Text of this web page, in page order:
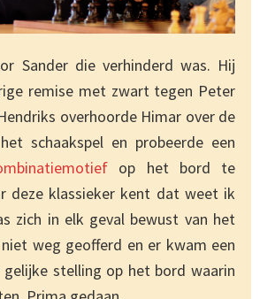
Sander die verhinderd was. Hij
remise met zwart tegen Peter
overhoorde Himar over de
schaakspel en probeerde een
op het bord te
deze klassieker kent dat weet ik
zich in elk geval bewust van het
weg geofferd en er kwam een
gelijke stelling op het bord waarin